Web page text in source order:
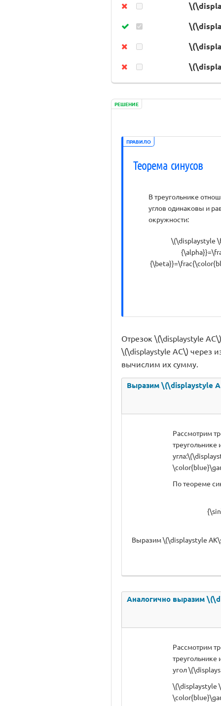
РЕШЕНИЕ
ПРАВИЛО
Теорема синусов
В треугольнике
углов одинаковы и
окружности:
\(\displaystyle
Отрезок \(\displaystyle
\(\displaystyle AC\) через
вычислим их сумму.
Выразим \(\displaystyle
Рассмотрим
По теореме
Выразим \(\displaystyle
Аналогично выразим
Рассмотрим
угол
\(\displaystyle